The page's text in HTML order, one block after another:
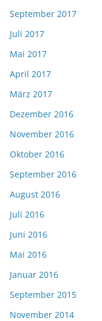
September 2017
Juli 2017
Mai 2017
April 2017
März 2017
Dezember 2016
November 2016
Oktober 2016
September 2016
August 2016
Juli 2016
Juni 2016
Mai 2016
Januar 2016
September 2015
November 2014